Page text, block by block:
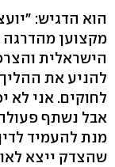
הוא הדגיש:
מקצוען
הישראלית
להניע את
לחוקים. אני לא
אבל נשתף
מנת להעמיד
שהצדק ייצא